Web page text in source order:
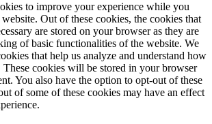
to improve your experience while you
Out of these cookies, the cookies that
are stored on your browser as they are
of basic functionalities of the website. We
that help us analyze and understand how
These cookies will be stored in your browser
You also have the option to opt-out of these
of some of these cookies may have an effect